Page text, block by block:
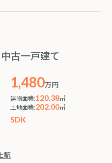
古一戸建て
1,480万円
建物面積:120.38㎡
土地面積:202.00㎡
5DK
駅